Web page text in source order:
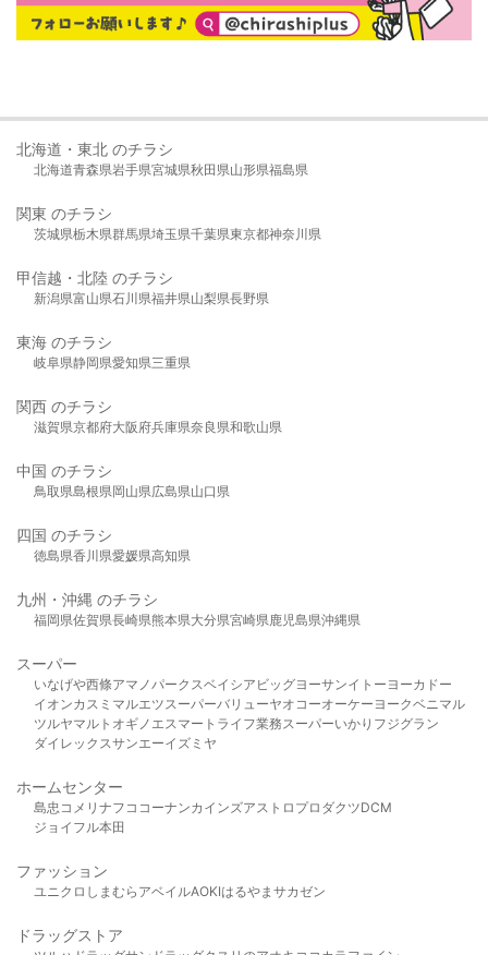
北海道・東北 のチラシ
北海道青森県岩手県宮城県秋田県山形県福島県
関東 のチラシ
茨城県栃木県群馬県埼玉県千葉県東京都神奈川県
甲信越・北陸 のチラシ
新潟県富山県石川県福井県山梨県長野県
東海 のチラシ
岐阜県静岡県愛知県三重県
関西 のチラシ
滋賀県京都府大阪府兵庫県奈良県和歌山県
中国 のチラシ
鳥取県島根県岡山県広島県山口県
四国 のチラシ
徳島県香川県愛媛県高知県
九州・沖縄 のチラシ
福岡県佐賀県長崎県熊本県大分県宮崎県鹿児島県沖縄県
スーパー
いなげや西條アマノパークスベイシア ビッグヨーサンイトーヨーカドー
イオンカスミ マルエツスーパーバリューヤオコーオーケー ヨークベニマル
ツルヤマルト オギノ エスマート ライフ業務スーパーいかり フジグラン
ダイレックスサンエーイズミヤ
ホームセンター
島忠 コメリ ナフコ コーナンカインズアストロプロダクツDCM
ジョイフル本田
ファッション
ユニクロ しまむら アベイルAOKIはるやま サカゼン
ドラッグストア